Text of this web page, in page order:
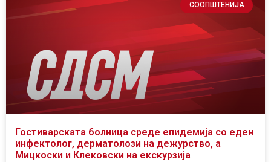
СООПШТЕНИЈА
Гостиварската болница среде епидемија со еден
инфектолог, дерматолози на дежурство, а
Мицкоски и Клековски на екскурзија